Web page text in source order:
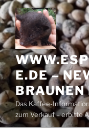
Zum
Inhalt
springen
E.DE –
BRAUNEN
Das Kaffee-
zum Verkauf – erbitte